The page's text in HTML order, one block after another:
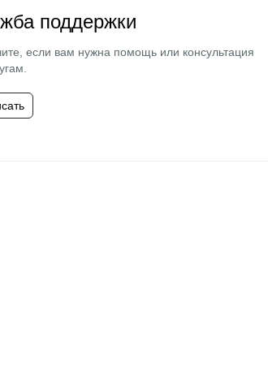
поддержки
если вам нужна помощь или консультация